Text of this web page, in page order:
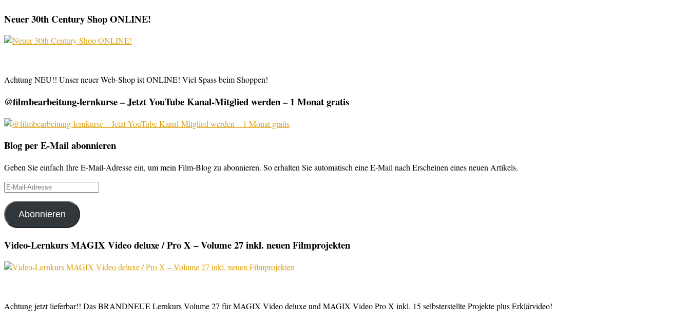
Neuer 30th Century Shop ONLINE!
Achtung NEU!! Unser neuer Web-Shop ist ONLINE! Viel Spass beim Shoppen!
@filmbearbeitung-lernkurse – Jetzt YouTube Kanal-Mitglied werden – 1 Monat gratis
Blog per E-Mail abonnieren
Geben Sie einfach Ihre E-Mail-Adresse ein, um mein Film-Blog zu abonnieren. So erhalten Sie automatisch eine E-Mail nach Erscheinen eines neuen Artikels.
E-
Adresse
Abonnieren
Video-Lernkurs MAGIX Video deluxe / Pro X – Volume 27 inkl. neuen Filmprojekten
Achtung jetzt lieferbar!! Das BRANDNEUE Lernkurs Volume 27 für MAGIX Video deluxe und MAGIX Video Pro X inkl. 15 selbsterstellte Projekte plus Erklärvideo!